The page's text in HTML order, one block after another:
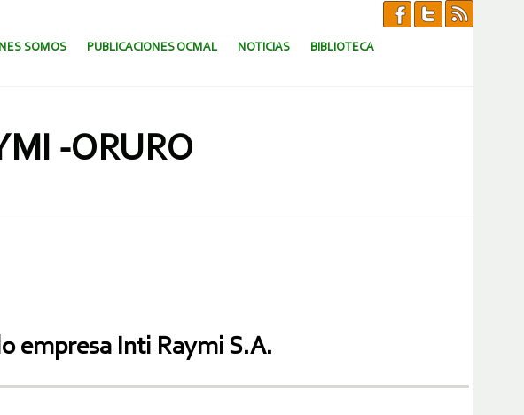
SOMOS PUBLICACIONES OCMAL NOTICIAS BIBLIOTECA
-ORURO
empresa Inti Raymi S.A.